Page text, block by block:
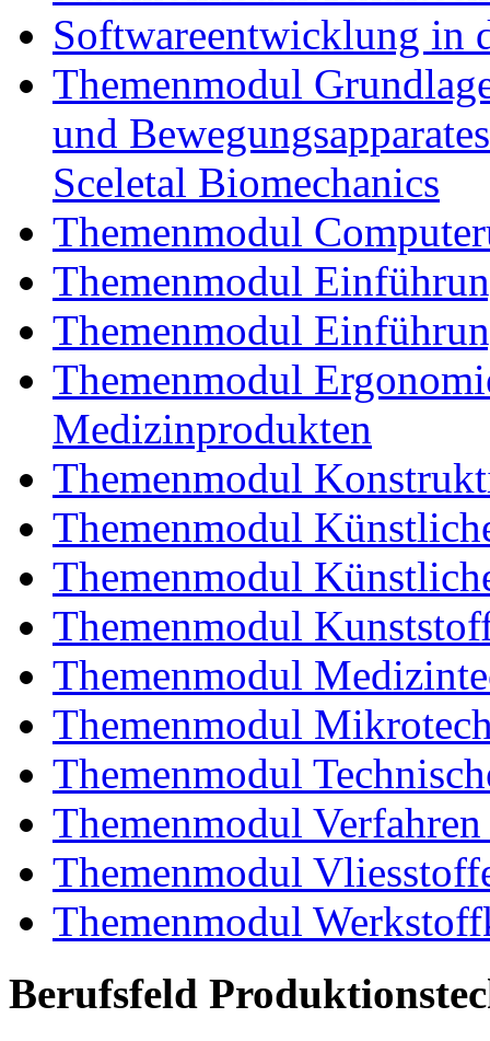
Softwareentwicklung in
Themenmodul
und
Sceletal Biomechanics
Themenmodul
Themenmodul
Themenmodul
Themenmodul
Medizinprodukten
Themenmodul
Themenmodul
Themenmodul
Themenmodul
Themenmodul
Themenmodul
Themenmodul
Themenmodul
Themenmodul
Themenmodul
Berufsfeld